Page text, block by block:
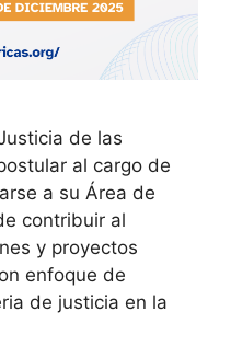
de las
al cargo de
a su Área de
contribuir al
y proyectos
enfoque de
de justicia en la